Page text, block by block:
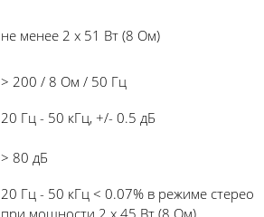
не менее 2 x 51 Вт (8 Ом)
> 200 / 8 Ом / 50 Гц
20 Гц - 50 кГц, +/- 0.5 дБ
> 80 дБ
20 Гц - 50 кГц < 0.07% в режиме стерео